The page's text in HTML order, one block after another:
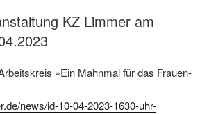
KZ Limmer am
»Ein Mahnmal für das Frauen-
news/id-10-04-2023-1630-uhr-